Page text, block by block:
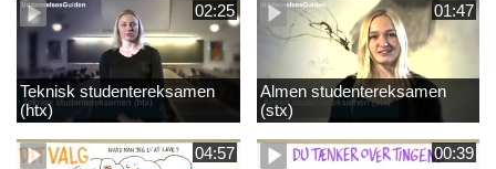
02:25
Teknisk studentereksamen
(htx)
01:47
Almen studentereksamen
(stx)
04:57 00:39